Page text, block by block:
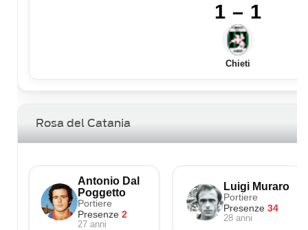
1 – 1
Chieti
Rosa del Catania
Antonio Dal
Poggetto
Portiere
Presenze 2
27 anni
Luigi Muraro
Portiere
Presenze 34
28 anni